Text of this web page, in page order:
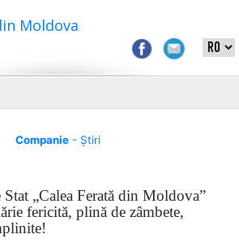
Moldova
Companie- Știri
„Calea Ferată din Moldova”
fericită, plină de zâmbete,